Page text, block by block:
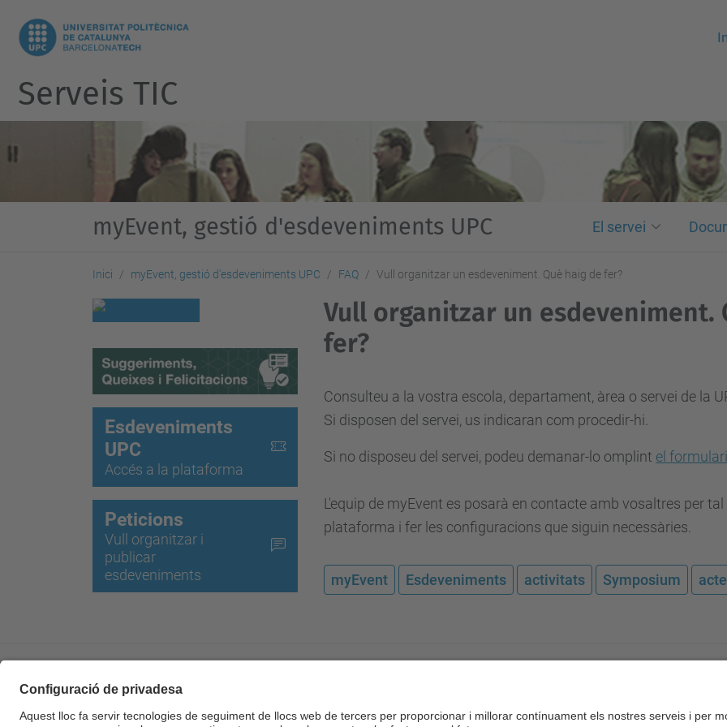
Serveis TIC
myEvent, gestió d'esdeveniments UPC El servei
Inici myEvent, gestió d'esdeveniments UPC FAQ Vull organitzar un esdeveniment. Què haig de fer?
Vull organitzar un esdeveniment.
fer?
Consulteu a la vostra escola, departament, àrea o servei de la
Si disposen del servei, us indicaran com procedir-hi.
Si no disposeu del servei, podeu demanar-lo omplint el
L'equip de myEvent es posarà en contacte amb vosaltres per
plataforma i fer les configuracions que siguin necessàries.
myEvent Esdeveniments activitats Symposium
Esdeveniments
UPC
Accés a la plataforma
Peticions
Vull organitzar i
publicar
esdeveniments